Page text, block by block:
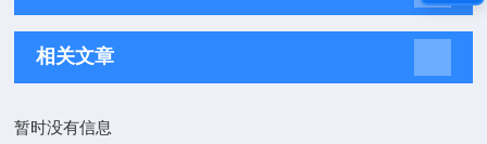
相关文章
暂时没有信息